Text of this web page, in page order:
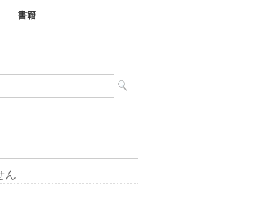
書籍
ん